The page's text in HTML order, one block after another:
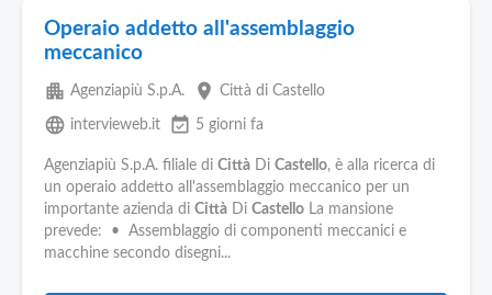
Operaio addetto all'assemblaggio
meccanico
apartment Agenziapiù S.p.A. place Città di Castello
language intervieweb.it event_available 5 giorni fa
Agenziapiù S.p.A. filiale di Città Di Castello, è alla ricerca di
un operaio addetto all'assemblaggio meccanico per un
importante azienda di Città Di Castello La mansione
prevede: • Assemblaggio di componenti meccanici e
macchine secondo disegni...